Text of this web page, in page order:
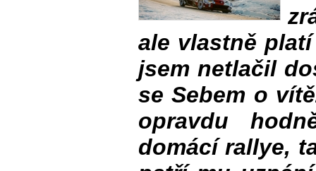
ale vlastně
jsem netlačil
se Sebem o
opravdu
domácí rallye,